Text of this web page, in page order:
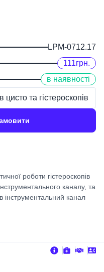
LPM-0712.17
111грн.
в наявності
та гістероскопів
роботи гістероскопів
каналу, та
інструментальний канал